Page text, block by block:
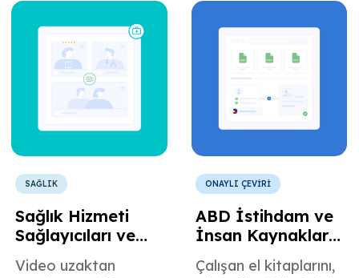
toplantılar
konusunda nasıl
yardımcı
olabileceğini öğrenin.
her şeyi burada
öğrenin.
SAĞLIK
Sağlık Hizmeti
Sağlayıcıları ve
Teletıp
Programları için
Video uzaktan
ONAYLI ÇEVİRİ
ABD İstihdam ve
İnsan Kaynakları
Belgeleri için
Filipince Çeviri
Çalışan el kitaplarını,